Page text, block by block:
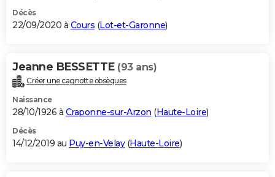
Décès
22/09/2020 à Cours (Lot-et-Garonne)
Jeanne BESSETTE (93 ans)
Créer une cagnotte obsèques
Naissance
28/10/1926 à Craponne-sur-Arzon (Haute-Loire)
Décès
14/12/2019 au Puy-en-Velay(Haute-Loire)